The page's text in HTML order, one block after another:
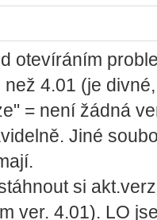
otevíráním
než 4.01 (je
= není žádná
Jiné
si
ver. 4.01). LO